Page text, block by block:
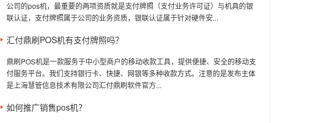
公司的pos机，最重要的两项资质就是支付牌照（支付业务许可证）与机具的银
联认证，支付牌照属于公司的业务资质，银联认证属于针对硬件安...
汇付鼎刷POS机有支付牌照吗？
鼎刷POS机是一款服务于中小型商户的移动收款工具，提供便捷、安全的移动支
付服务平台。我们支持银行卡、快捷、网银等多种收款方式。注意的是发布主体
是上海慧管信息技术有限公司汇付鼎刷软件官方...
如何推广销售pos机？